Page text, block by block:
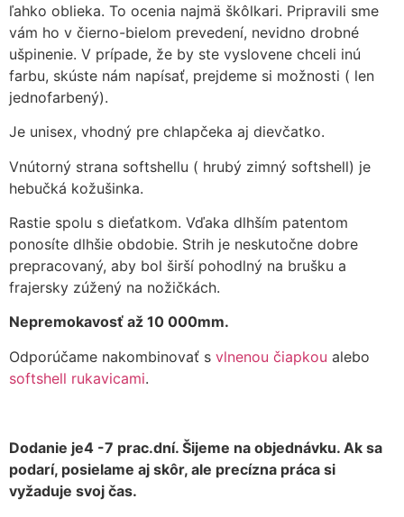
ľahko oblieka. To ocenia najmä škôlkari. Pripravili sme
vám ho v čierno-bielom prevedení, nevidno drobné
ušpinenie. V prípade, že by ste vyslovene chceli inú
farbu, skúste nám napísať, prejdeme si možnosti ( len
jednofarbený).
Je unisex, vhodný pre chlapčeka aj dievčatko.
Vnútorný strana softshellu ( hrubý zimný softshell) je
hebučká kožušinka.
Rastie spolu s dieťatkom. Vďaka dlhším patentom
ponosíte dlhšie obdobie. Strih je neskutočne dobre
prepracovaný, aby bol širší pohodlný na brušku a
frajersky zúžený na nožičkách.
Nepremokavosť až 10 000mm.
Odporúčame nakombinovať s vlnenou čiapkou alebo
softshell rukavicami.
Dodanie je4 -7 prac.dní. Šijeme na objednávku. Ak sa
podarí, posielame aj skôr, ale precízna práca si
vyžaduje svoj čas.